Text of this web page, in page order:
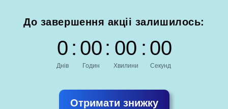
До завершення акціі залишилось:
0
Днів
: 00
Годин
: 00
Хвилини
: 00
Секунд
Отримати знижку